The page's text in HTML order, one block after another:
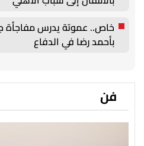
خاص.. عموتة يدرس مفاجأة
بأحمد رضا في الدفاع
فن